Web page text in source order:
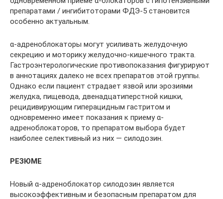
препаратами / ингибитоторами ФДЭ-5 становится
особенно актуальным.
α-адреноблокаторы могут усиливать желудочную
секрецию и моторику желудочно-кишечного тракта.
Гастроэнтерологические противопоказания фигурируют
в аннотациях далеко не всех препаратов этой группы.
Однако если пациент страдает язвой или эрозиями
желудка, пищевода, двенадцатиперстной кишки,
рецидивирующим гиперацидным гастритом и
одновременно имеет показания к приему α-
адреноблокаторов, то препаратом выбора будет
наиболее селективный из них — силодозин.
РЕЗЮМЕ
Новый α-адреноблокатор силодозин является
высокоэффективным и безопасным препаратом для